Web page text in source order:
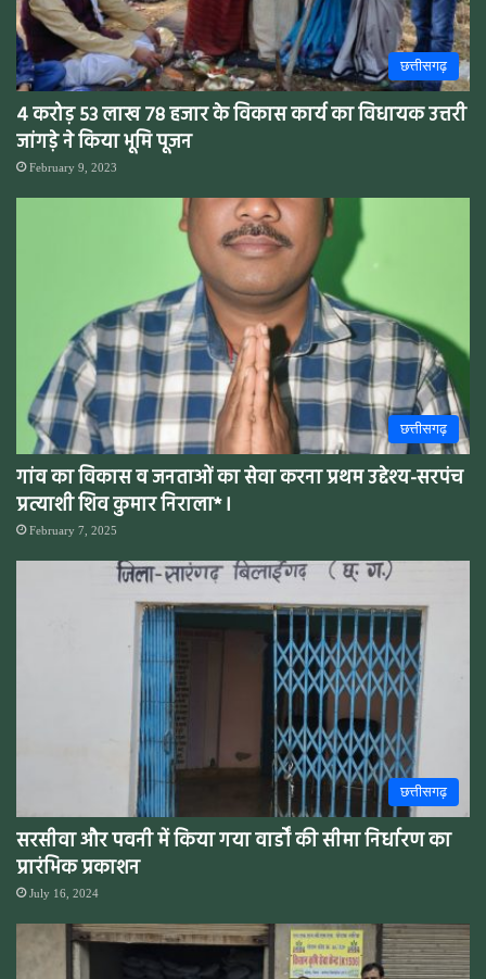
छत्तीसगढ़
4 करोड़ 53 लाख 78 हजार के विकास कार्य का विधायक उत्तरी
जांगड़े ने किया भूमि पूजन
February 9, 2023
छत्तीसगढ़
गांव का विकास व जनताओं का सेवा करना प्रथम उद्देश्य-सरपंच
प्रत्याशी शिव कुमार निराला* l
February 7, 2025
छत्तीसगढ़
सरसीवा और पवनी में किया गया वार्डों की सीमा निर्धारण का
प्रारंभिक प्रकाशन
July 16, 2024